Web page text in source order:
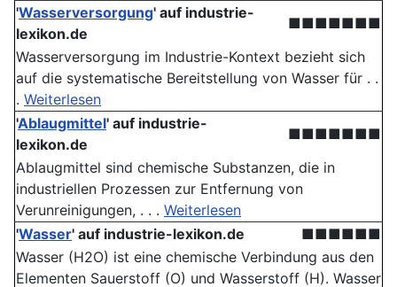
'Wasserversorgung' auf industrie-
lexikon.de
■■■■■■■
Wasserversorgung im Industrie-Kontext bezieht sich
auf die systematische Bereitstellung von Wasser für . .
. Weiterlesen
'Ablaugmittel' auf industrie-
lexikon.de
■■■■■■■
Ablaugmittel sind chemische Substanzen, die in
industriellen Prozessen zur Entfernung von
Verunreinigungen, . . . Weiterlesen
'Wasser' auf industrie-lexikon.de
■■■■■■
Wasser (H2O) ist eine chemische Verbindung aus den
Elementen Sauerstoff (O) und Wasserstoff (H). Wasser